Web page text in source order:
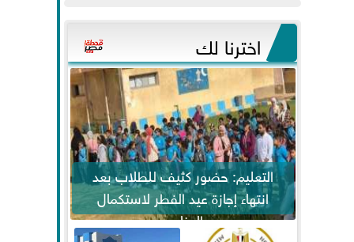
اخترنا لك
التعليم: حضور كثيف للطلاب بعد
انتهاء إجازة عيد الفطر لاستكمال
المناهج